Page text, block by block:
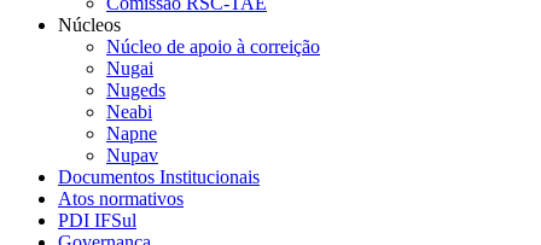
Núcleos
Núcleo de apoio à correição
Nugai
Nugeds
Neabi
Napne
Nupav
Documentos Institucionais
Atos normativos
PDI IFSul